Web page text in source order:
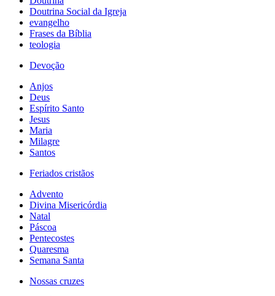
Doutrina Social da Igreja
evangelho
Frases da Bíblia
teologia
Devoção
Anjos
Deus
Espírito Santo
Jesus
Maria
Milagre
Santos
Feriados cristãos
Advento
Divina Misericórdia
Natal
Páscoa
Pentecostes
Quaresma
Semana Santa
Nossas cruzes